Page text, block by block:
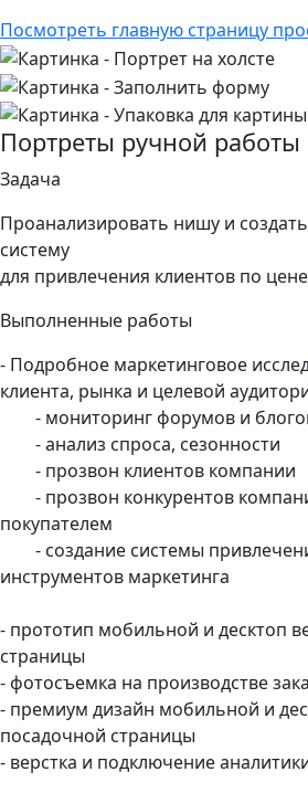
Посмотреть главную страницу
Портреты ручной работы
Задача
Проанализировать нишу и
систему
для привлечения клиентов по
Выполненные работы
- Подробное маркетинговое
клиента, рынка и целевой
- мониторинг форумов и
- анализ спроса, сезонности
- прозвон клиентов компании
- прозвон конкурентов
покупателем
- создание системы
инструментов маркетинга
- прототип мобильной и десктоп
страницы
- фотосъемка на производстве
- премиум дизайн мобильной и
посадочной страницы
- верстка и подключение